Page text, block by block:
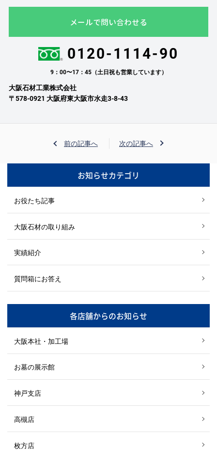
メールで問い合わせる
0120-1114-90
9：00〜17：45（土日祝も営業しています）
大阪石材工業株式会社
〒578-0921 大阪府東大阪市水走3-8-43
前の記事へ 次の記事へ
お知らせカテゴリ
お役たち記事
大阪石材の取り組み
実績紹介
質問箱にお答え
各店舗からのお知らせ
大阪本社・加工場
お墓の展示館
神戸支店
高槻店
枚方店